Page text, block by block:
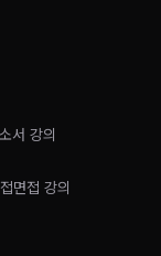
서 강의
면접 강의